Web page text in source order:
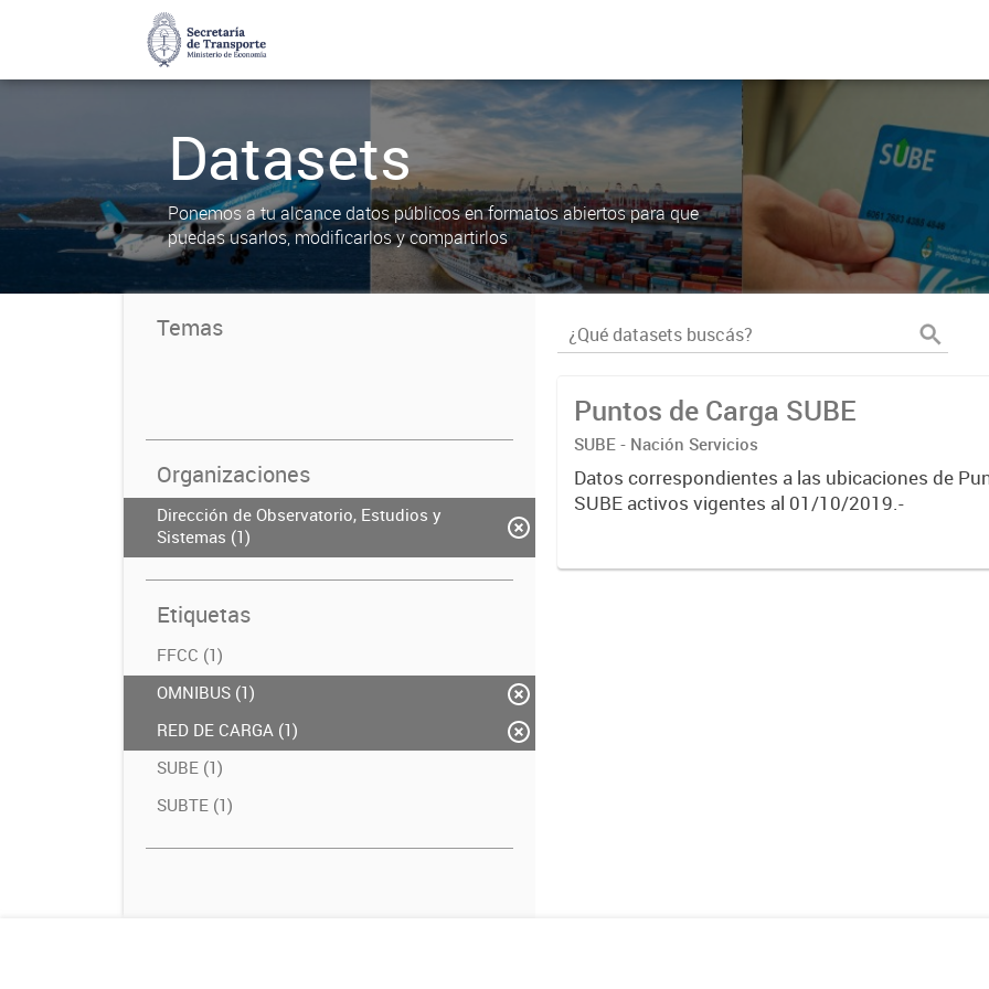
Datasets
Ponemos a tu alcance datos públicos en formatos abiertos para que
puedas usarlos, modificarlos y compartirlos
Temas
Organizaciones
Dirección de Observatorio, Estudios y
Sistemas (1)
Etiquetas
FFCC (1)
OMNIBUS (1)
RED DE CARGA (1)
SUBE (1)
SUBTE (1)
Puntos de Carga SUBE
SUBE - Nación Servicios
Datos correspondientes a las ubicaciones de
SUBE activos vigentes al 01/10/2019.-